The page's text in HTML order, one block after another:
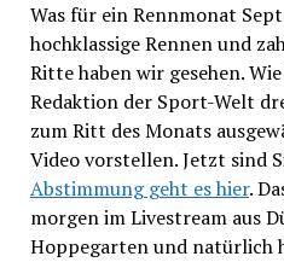
Was für ein Rennmonat
hochklassige Rennen und
Ritte haben wir gesehen.
Redaktion der Sport-Welt
zum Ritt des Monats
Video vorstellen. Jetzt sind
Abstimmung geht es hier.
morgen im Livestream aus
Hoppegarten und natürlich